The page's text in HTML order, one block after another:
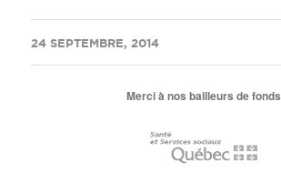
24 SEPTEMBRE, 2014
/
Merci à nos bailleurs de fonds